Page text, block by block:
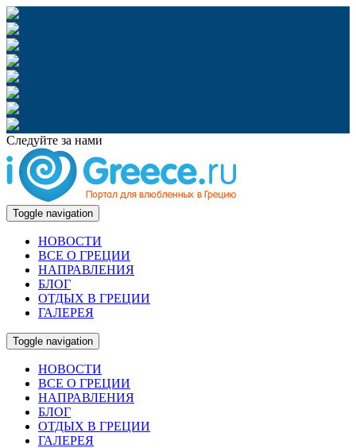
Следуйте за нами
Toggle navigation
НОВОСТИ
ВСЕ О ГРЕЦИИ
НАПРАВЛЕНИЯ
БЛОГ
ОТДЫХ В ГРЕЦИИ
ГАЛЕРЕЯ
Toggle navigation
НОВОСТИ
ВСЕ О ГРЕЦИИ
НАПРАВЛЕНИЯ
БЛОГ
ОТДЫХ В ГРЕЦИИ
ГАЛЕРЕЯ